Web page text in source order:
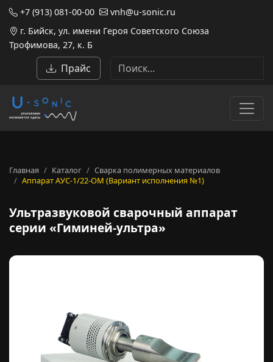
+7 (913) 081-00-00
vnh@u-sonic.ru
г. Бийск, ул. имени Героя Советского Союза
Трофимова, 27, к. Б
Прайс
Главная Каталог
Сварка полимерных материалов
Аппарат АУС-1/22-ОМ (Вариант исполнения №1)
Ультразвуковой
Ультразвуковой сварочный аппарат
серии «Гиминей-ультра»